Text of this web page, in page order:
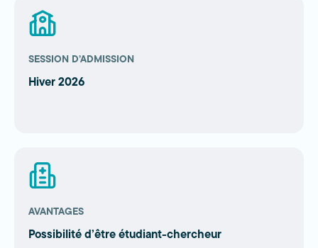
SESSION D’ADMISSION
Hiver 2026
AVANTAGES
Possibilité d’être étudiant-chercheur